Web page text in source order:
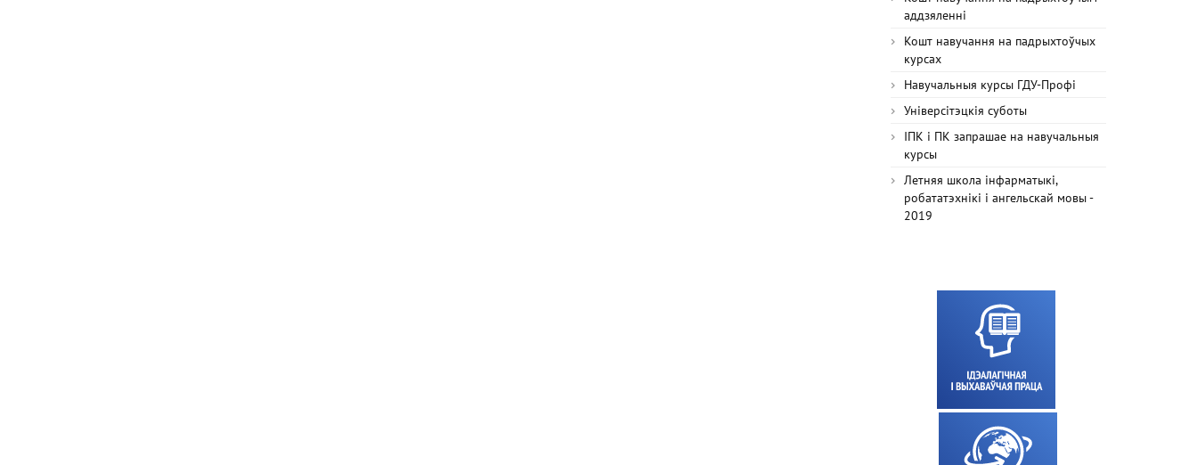
аддзяленні
Кошт навучання на падрыхтоўчых
курсах
Навучальныя курсы ГДУ-Профі
Універсітэцкія суботы
ІПК і ПК запрашае на навучальныя
курсы
Летняя школа інфарматыкі,
робататэхнікі і ангельскай мовы -
2019